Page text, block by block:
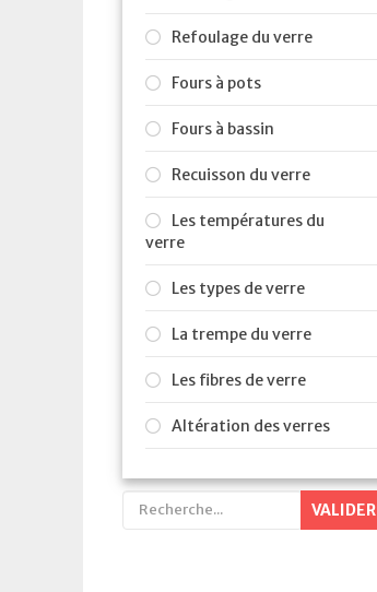
Refoulage du verre
Fours à pots
Fours à bassin
Recuisson du verre
Les températures du
verre
Les types de verre
La trempe du verre
Les fibres de verre
Altération des verres
VALIDER